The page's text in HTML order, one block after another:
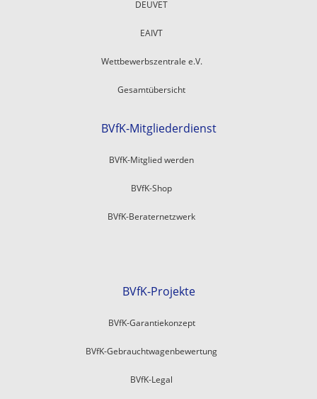
DEUVET
EAIVT
Wettbewerbszentrale e.V.
Gesamtübersicht
BVfK-Mitgliederdienst
BVfK-Mitglied werden
BVfK-Shop
BVfK-Beraternetzwerk
BVfK-Projekte
BVfK-Garantiekonzept
BVfK-Gebrauchtwagenbewertung
BVfK-Legal